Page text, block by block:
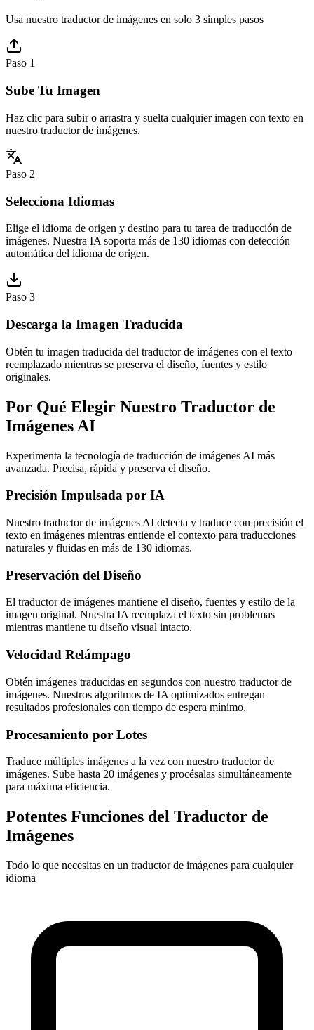
Usa nuestro traductor de imágenes en solo 3 simples pasos
Paso 1
Sube Tu Imagen
Haz clic para subir o arrastra y suelta cualquier imagen con texto en
nuestro traductor de imágenes.
Paso 2
Selecciona Idiomas
Elige el idioma de origen y destino para tu tarea de traducción de
imágenes. Nuestra IA soporta más de 130 idiomas con detección
automática del idioma de origen.
Paso 3
Descarga la Imagen Traducida
Obtén tu imagen traducida del traductor de imágenes con el texto
reemplazado mientras se preserva el diseño, fuentes y estilo
originales.
Por Qué Elegir Nuestro Traductor de
Imágenes AI
Experimenta la tecnología de traducción de imágenes AI más
avanzada. Precisa, rápida y preserva el diseño.
Precisión Impulsada por IA
Nuestro traductor de imágenes AI detecta y traduce con precisión el
texto en imágenes mientras entiende el contexto para traducciones
naturales y fluidas en más de 130 idiomas.
Preservación del Diseño
El traductor de imágenes mantiene el diseño, fuentes y estilo de la
imagen original. Nuestra IA reemplaza el texto sin problemas
mientras mantiene tu diseño visual intacto.
Velocidad Relámpago
Obtén imágenes traducidas en segundos con nuestro traductor de
imágenes. Nuestros algoritmos de IA optimizados entregan
resultados profesionales con tiempo de espera mínimo.
Procesamiento por Lotes
Traduce múltiples imágenes a la vez con nuestro traductor de
imágenes. Sube hasta 20 imágenes y procésalas simultáneamente
para máxima eficiencia.
Potentes Funciones del Traductor de
Imágenes
Todo lo que necesitas en un traductor de imágenes para cualquier
idioma